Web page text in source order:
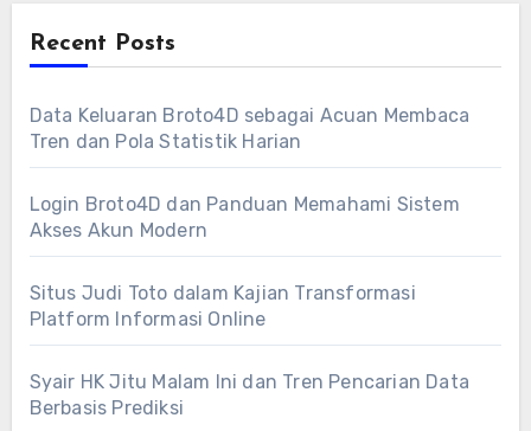
Recent Posts
Data Keluaran Broto4D sebagai Acuan Membaca
Tren dan Pola Statistik Harian
Login Broto4D dan Panduan Memahami Sistem
Akses Akun Modern
Situs Judi Toto dalam Kajian Transformasi
Platform Informasi Online
Syair HK Jitu Malam Ini dan Tren Pencarian Data
Berbasis Prediksi